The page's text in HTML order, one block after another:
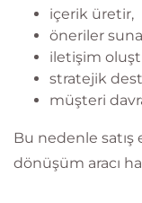
içerik üretir,
öneriler
iletişim
stratejik
müşteri
Bu nedenle
dönüşüm aracı